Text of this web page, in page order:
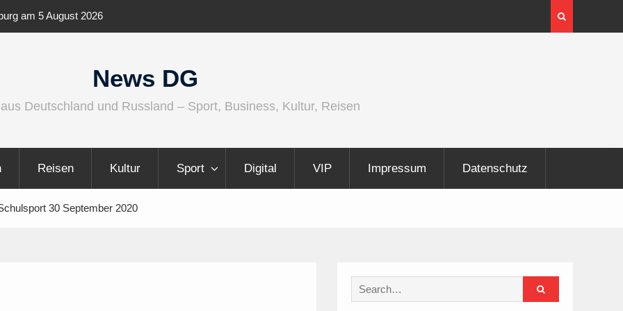
und
InnoTrans 2026 zeigt Technologien für die
Elektrifizierung der Schiene
News DG
Deutschland und Russland – Sport, Business, Kultur, Reisen
Reisen Kultur Sport Digital VIP Impressum Datenschutz
30 September 2020
Search
for: